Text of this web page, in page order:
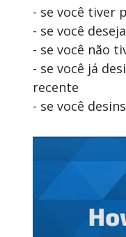
- se você tiver
- se você
- se você não
- se você já
recente
- se você